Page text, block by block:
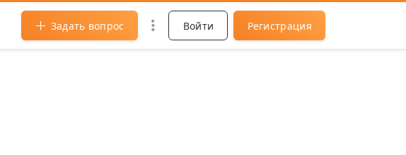
Задать вопрос Войти Регистрация